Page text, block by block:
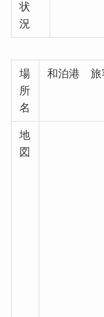
状
況
場
所
名
和泊港 旅
地
図